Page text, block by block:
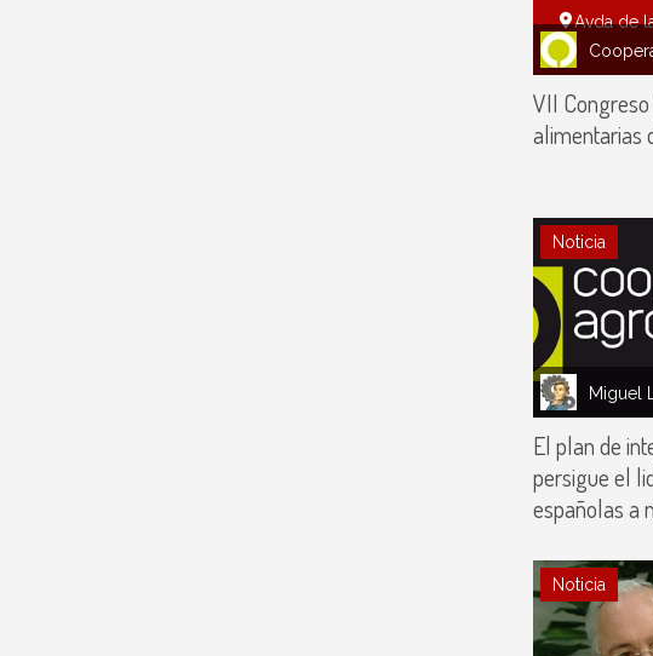
Avda de las
VII
alimentarias
Miguel
Noticia
El plan de
persigue el
españolas a
Noticia